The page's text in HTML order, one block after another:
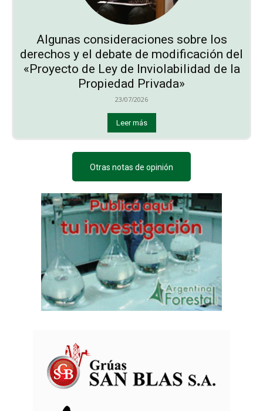
Algunas consideraciones sobre los
derechos y el debate de modificación del
«Proyecto de Ley de Inviolabilidad de la
Propiedad Privada»
23/07/2026
Leer más
Otras notas de opinión